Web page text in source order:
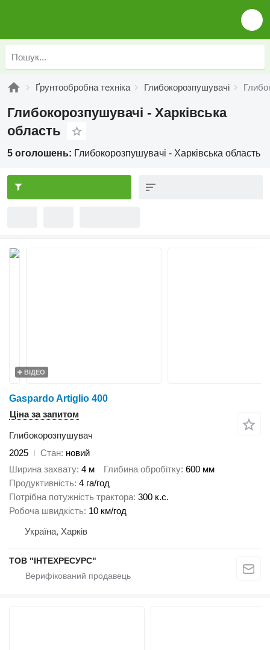
Ґрунтообробна техніка Глибокорозпушувачі
Глибокорозпушувачі - Харківська
область
5 оголошень: Глибокорозпушувачі - Харківська область
ВІДЕО
Gaspardo Artiglio 400
Ціна за запитом
Глибокорозпушувач
2025
Стан новий
Ширина захвату 4 м Глибина обробітку 600 мм
Продуктивність 4 га/год
Потрібна потужність трактора 300 к.с.
Робоча швидкість 10 км/год
Україна, Харків
ТОВ "ІНТЕXРЕСУРС"